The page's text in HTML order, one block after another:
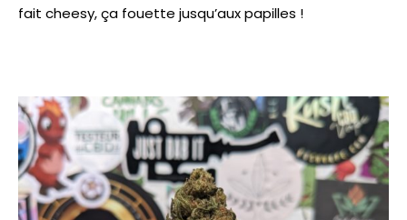
fait cheesy, ça fouette jusqu’aux papilles !